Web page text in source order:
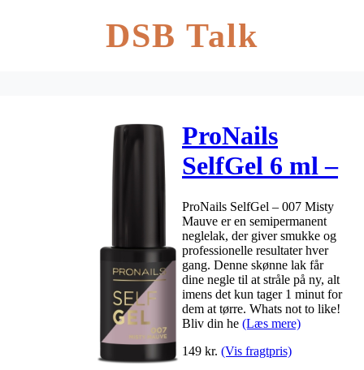
DSB Talk
ProNails
SelfGel 6 ml –
007 Misty
Mauve
ProNails SelfGel – 007 Misty
Mauve er en semipermanent
neglelak, der giver smukke og
professionelle resultater hver
gang. Denne skønne lak får
dine negle til at stråle på ny, alt
imens det kun tager 1 minut for
dem at tørre. Whats not to like!
Bliv din he (Læs mere)
149 kr. (Vis fragtpris)